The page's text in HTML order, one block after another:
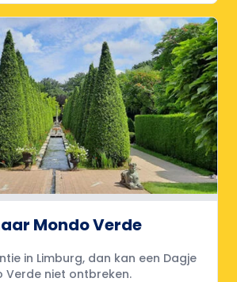
Mondo Verde
in Limburg, dan kan een Dagje
Verde niet ontbreken.